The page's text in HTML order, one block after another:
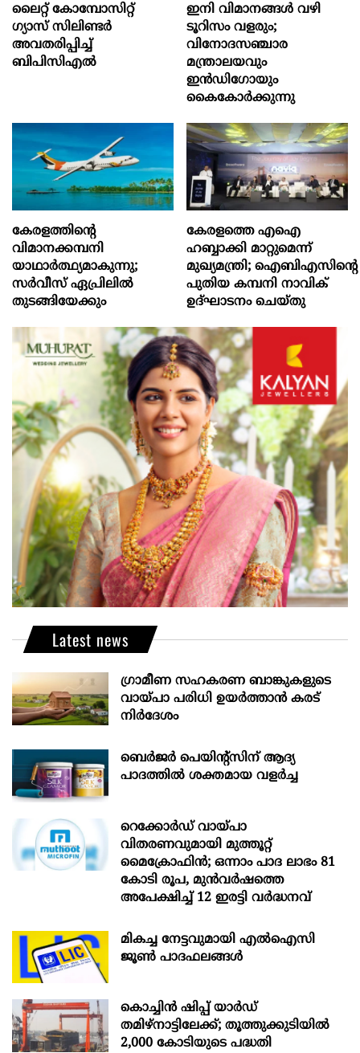
ലൈറ്റ് കോമ്പോസിറ്റ്
ഗ്യാസ് സിലിണ്ടർ
അവതരിപ്പിച്ച്
ബിപിസിഎൽ
ഇനി വിമാനങ്ങള്‍ വഴി
ടൂറിസം വളരും;
വിനോദസഞ്ചാര
മന്ത്രാലയവും
ഇന്‍ഡിഗോയും
കൈകോര്‍ക്കുന്നു
കേരളത്തിന്റെ
വിമാനക്കമ്പനി
യാഥാര്‍ത്ഥ്യമാകുന്നു;
സര്‍വീസ് ഏപ്രിലില്‍
തുടങ്ങിയേക്കും
കേരളത്തെ എഐ
ഹബ്ബാക്കി മാറ്റുമെന്ന്
മുഖ്യമന്ത്രി; ഐബിഎസിന്റെ
പുതിയ കമ്പനി നാവിക്
ഉദ്ഘാടനം ചെയ്തു
Latest news
ഗ്രാമീണ സഹകരണ ബാങ്കുകളുടെ
വായ്പാ പരിധി ഉയർത്താൻ കരട്
നിർദേശം
ബെർജർ പെയിന്റ്സിന് ആദ്യ
പാദത്തിൽ ശക്തമായ വളർച്ച
റെക്കോർഡ് വായ്പാ
വിതരണവുമായി മുത്തൂറ്റ്
മൈക്രോഫിൻ; ഒന്നാം പാദ ലാഭം 81
കോടി രൂപ, മുൻവർഷത്തെ
അപേക്ഷിച്ച് 12 ഇരട്ടി വർദ്ധനവ്
മികച്ച നേട്ടവുമായി എൽഐസി
ജൂൺ പാദഫലങ്ങൾ
കൊച്ചിന്‍ ഷിപ്പ് യാർഡ്
തമിഴ്നാട്ടിലേക്ക്; തൂത്തുക്കുടിയിൽ
2,000 കോടിയുടെ പദ്ധതി